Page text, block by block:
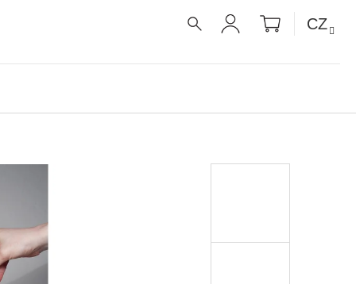
PŘIHLÁŠENÍ
NÁKUPNÍ
KOŠÍK
CZ